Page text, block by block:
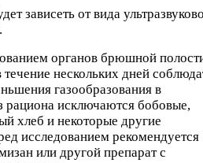
зависеть от вида
органов брюшной
нескольких дней
газообразования в
рациона исключаются бобовые,
хлеб и некоторые другие
исследованием рекомендуется
или другой препарат с